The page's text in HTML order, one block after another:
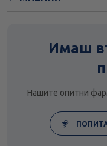
Имаш
Нашите опитни